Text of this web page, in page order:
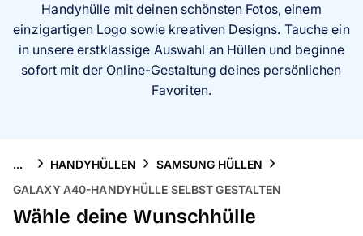
Fotokalender
Fotogeschenke
Grußkarten
Handyhüllen
Handyhülle mit deinen schönsten Fotos, einem
einzigartigen Logo sowie kreativen Designs. Tauche ein
in unsere erstklassige Auswahl an Hüllen und beginne
sofort mit der Online-Gestaltung deines persönlichen
Favoriten.
... HANDYHÜLLEN
SAMSUNG HÜLLEN
GALAXY A40-HANDYHÜLLE SELBST GESTALTEN
Wähle deine Wunschhülle